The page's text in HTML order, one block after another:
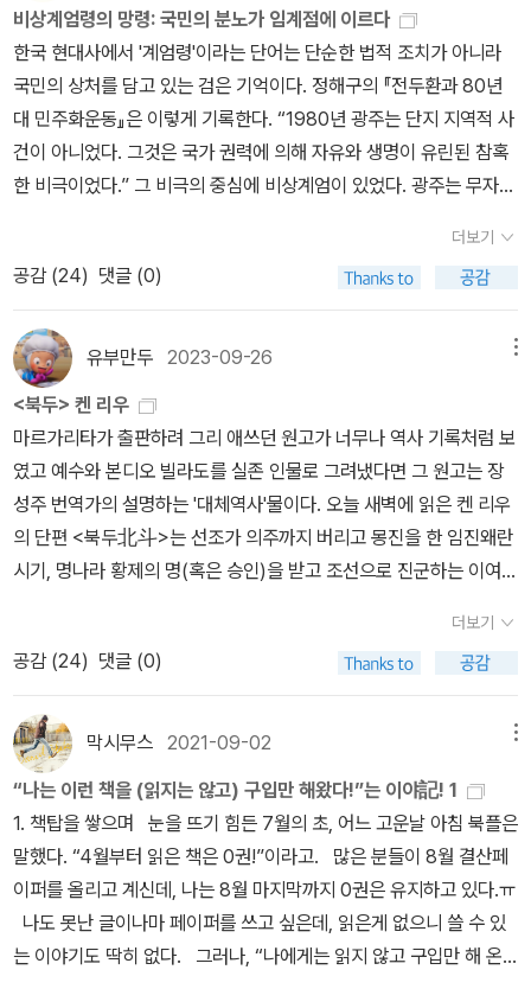
작전 전체의 승패보다도 가토의 머리를 간절하게 원했다. …… 임금은
가토의 머리에 걸린 정치적 상징성을 목말라했다. …… 나는 정치적
상징성과 나의 군사를 바꿀 수는 없었다. 내가 가진 한 움큼이 조선의
전부였다. …… 나는 임금을 이해할 수 있었으나, 함대를 움직이지는
않았다. 나는 즉각 기소되었다. …… 나는 정치에 아둔했으나 나의 아
둔함이 부끄럽지는 않았다.··· 체포되는 이순신으로부터 한산 통제영
제영에서 삼 년 반 동안 확보한 군비의 전체였으며, 조선 수군 총 군비
…… 하룻밤 하룻낮의 전투였다.이에 다급해진 조정은 이순신을 기소
했던 권율을 이순신에게 보내어 묻지요. '자네 무슨 방책이 없겠나?'
그때 나는 의금부 형틀에서 죽었기를 바랐다. 방책 없는 세상에서, 목
숨이 살아남아 또다시 방책을 찾는다. …… 권율이 돌아간 뒤, 나는 칼
을 갈았다. 이 세상을 다 버릴 수 있을 때까지, 이 방책 없는 세상에서
살아 있으라고 칼은 말하는 것 같았다. 결국 임금은 자신 스스로 '털
끝만치도 용서해줄 수 없다'라 말했던 이순신을 다시 충청,전라, 경상
의 삼도수군통제사로 임명합니다. 내 끝나지 않은 운명에 대한 전율
로 나는 몸을 떨었다. …… 나는 통제할 수군이 없는 수군통제사였다.
내가 임금을 용서하거나 임금을 긍정할 수 있을지는 나 자신에게도
열두 척이었다. …… 그것은 많거나 적은 것이 아니고 다만 사실일 뿐
이었다. 다른 아무것도 없었고 그 밖에는 말할 것이 없었다.··· '신의
몸이 아직 살아 있는 한 적들이 우리를 업신여기지 못할 것입니다'라
는 대답으로 임금의 명을 받아든 이순신을, 비록 명의 형식을 취하고
는 있었으나 다분히 버선발 붙잡고 매달리는 심정이었을 임금은 그럼
에도... 그를 완전하게 믿지는 못했더랬습니다. 탈영 장군 배설을 찾는
다는 이유를 내세워 이순신이 머물고 있던 영내를 며칠 간 샅샅이 뒤
져, 혹시 역모의 기운이 있지는 않는가를 확인하기도 했었었지요. '나
적선을 물리친 '명량'에서의 전투, 아들 '이면'의 죽음, 명의 수군과의
갈등, 그리고 마지막 노량에서의 전사까지, 이순신은 끝없이 자신의
'사지(死地)'를 찾았고, 결국 본인이 원하는 '자연사'를 했다. ​백성들
과 부하들을 돌보며 자신의 안위보다는 나라를 위했고, 임금을 가엾
이 여기었고, 백성 또한 가엾게 여기었다. 대를 위해 소를 희생하듯 사
사로운 혈육의 정보다는 부하들을 위했고 한때 통정했던 여인의 죽음
몸을 생각했다. ​그렇게 그는 냉철하고 사사로운 정에 휘둘리지 않는
몸을 탐하던 한 사람의 인간이었다. 자신의 힘만으로는 나라의 운명
을 바꿀 수 없다는 걸 알았고, 명나라의 오만방자함에 무기력을 느꼈
으며, 일본의 침략에 적의를 느꼈다.임금을, 백성을 연민으로 대했고,
자신의 운명을 알았다. 그래서 가장 최선의 방법으로 자신의 '사지'에
서 자신의 의지대로 '자연사'했다.​​​1. 김훈 작가의 글은 너무나도 세심
하고 사실적이어서 사실 불편한 점이 많다. 냄새와 풍경 묘사가 특히
그렇다. 그의 글을 읽으면 냄새가 난다. 내가 익히 알고 있는 냄새도
있고, 모르는 냄새도 있다. 문제는 모르는 냄새도 난다는 점이다. ​2.
그의 풍경 묘사는 자세하기도 하지만, 미학적이며 문체가 화려하다.
어떻게 여기서 이런 표현을, 또는 이렇게 생생한 묘사가 가능하구나
하게 높아 보인다.​3. 이순신 장군의 '칼'은 어떠한 의미인가? 김훈 작
가의 '칼'은 '펜' 또는 '글'인가? 나의 '칼'은 무엇인가? 생각해본다.​​​- 본
문 중에서 - ​ 버려진 섬마다 꽃이 피었다. 꽃 피는 숲에 저녁노을이 비
치어, 구름처럼 부풀어 오른 섬들은 바다에 결박된 사슬을 풀고 어두
워지는 수평선 너머로 흘러가는 듯싶었다. 뭍으로 건너온 새들이 저
무는 섬으로 돌아갈 때, 물 위에 깔린 노을은 수평선 쪽으로 몰려가서
소멸했다. 저녁이면 먼 섬들이 박모속으로 불려가고, 아침에 떠오르
는 해가 먼 섬부터 다시 세상에 돌려보내는 것이어서, 바다에서는 늘
게 만들던 트럼프의 행보가 외교로 넘어갔을 때, 그리고 우크라이나-
러시아 전쟁으로 넘어갔을 때는 사람을 멍하게 만들었다. 나는 아마
세계 경찰 캡틴 아메리카에 너무 익숙해져 있었나보다. 전 세계에 실
시간 생중계 된 첫 번째 전쟁은 91년 걸프전이었다. 사막의 방패Ope
ration Desert Shield, 사막의 폭풍Operation Desert Storm, 사
막의 기병도Operation Desert Sabre 라니. 이 화려하다 못해 낭만
적이기까지 한 작전명에 이어진 전투 상황의 실시간 중계는 전쟁을
더욱 비현실적인 것으로 느끼게 했다. 패트리어트 미사일이 스커드
만)은 갤러그 게임을 연상시켰다. 사람의 생명과는 전혀 관련이 없는
우주 저 먼 어딘가에서 일어나는 일처럼. 루시모드 몽고메리의 사랑
스러운 소설 <빨간머리 앤>의 마지막 권은 제1차 세계대전을 시대
배경으로 한다. 앤과 앤의 가족이 사는 곳은 캐나다의 본토도 아닌 프
린스 에드워드 섬이고, 이곳은 제1차 세계대전의 전장이 아니다. 다만
영연방 국가의 일원으로 영국이 참전하자 캐나다에서도 의용군을 모
집하여 영국군의 일원으로 보내게 되고, 그 과정에서 앤의 아들들도
참전한다. 릴러는 처음의 충격이 지나자 슬픔에 잠기면서도 이 일 전
륭했다. 캐나다 젊은이들이 조국의 요구에 이처럼 재빨리 이해타산을
버리고 두려움없이 응한 것은 생각만 해도 멋졌다.루시모드 몽고메
리, 『ANNE』8. 아들들 딸들, 김유정 역, 동서문화사, 2009, p.77(동
서문화사 판 『ANNE』은 총 10권의 소설이지만, 앤과 앤의 자녀들을
주축으로 하는 이야기 자체는 8권으로 끝나고, 9, 10권은 애번리 인
물들의 자잘한 삽화같은 단편 모음이다.) 지나간(끝난) 전쟁과 타지
의 전쟁은 언제나 낭만의 요소를 품고 있다. 젊고 잘생긴 제복 차림의
남자와 연약하지만 아름다운 여성. 오죽하면 로망스의 시작이 기사도
문학일까. 전쟁터가 아닌 곳에서 바라보는 ‘군복차림’은 훌륭하고 멋
지다. 릴러의 느낌처럼. 그렇게, 남의 땅에서, 숫자의 뒤에 숨은 익명
성에 기댈 때 전쟁은 낭만적인 이야기이고 흥미진진한 게임이 된다.
비상계엄령의 망령: 국민의 분노가 임계점에 이르다
한국 현대사에서 '계엄령'이라는 단어는 단순한 법적 조치가 아니라
국민의 상처를 담고 있는 검은 기억이다. 정해구의 『전두환과 80년
대 민주화운동』은 이렇게 기록한다. “1980년 광주는 단지 지역적 사
건이 아니었다. 그것은 국가 권력에 의해 자유와 생명이 유린된 참혹
한 비극이었다.” 그 비극의 중심에 비상계엄이 있었다. 광주는 무자비
흔들렸다.그리고 그날은 일요일이었다. 일요일은 한 주의 고단함을
씻어내고 새로운 시작을 준비하는 날이다. 그러나 그날 광주는 안식
과 준비의 시간이 아니라, 칼끝 아래 놓인 공포의 시간이 되었다. 무방
비한 일요일의 평화로움은 무자비한 폭력 앞에서 속수무책이었다.깊
은 밤, 모든 것이 잠든 어둠 속에서 선포된 비상계엄령. 그것은 과거의
악몽이 되살아난 듯했다. 국민의 목소리를 억누르고 민주주의를 짓밟
으려는 그 음험한 시도는, 분노를 넘어 경멸을 자아낸다. 하물며 새벽
이라는 시간은 더욱 치졸하고 비겁하다. 모두가 방어를 내려놓고 잠
든 그 순간을 노린다는 것, 그것은 단지 악한 행동이 아니라, 어둠에
숨어 흉괴를 꾸미려는 비열한 자의 전형이다. 괘씸하고도 괘씸하다.
한강의 소설 『소년이 온다』는 그 시절을 지나온 이들의 상처를 이렇
게 전한다. “우리는 모두 그날의 시간 속에서 멈춰 있다.” 비상계엄이
라는 이름 아래 이루어진 폭력은 단지 과거의 고통으로 머물지 않는
들의 가슴속에 깊이 각인된다. 계엄령이라는 단어는 단순한 법적 조
치가 아니다. 대한민국에서 그것은 자유와 민주주의를 억누르며 과거
의 악몽을 되살리는 암호다.그 시절, 한 소년은 평범한 하루를 기대했
을 것이다. 그러나 광주는 점령당했고, 그는 친구의 죽음을 눈앞에서
지켜봐야 했다. 도청으로 실려 오는 시신들, 빛을 잃은 얼굴들. 초를
밝히며 혼을 달래던 열흘의 시간은 단지 하루하루를 견디는 일이 아
니었다. 그것은 소년과 주변 사람들의 세계를 영원히 바꿔 놓았다.한
강은 묻는다. “왜 우리는 그 학생의 이름을 말하기 직전, 알 수 없는
더보기
공감 (24) 댓글 (0)
유부만두 2023-09-26
<북두> 켄 리우
마르가리타가 출판하려 그리 애쓰던 원고가 너무나 역사 기록처럼 보
였고 예수와 본디오 빌라도를 실존 인물로 그려냈다면 그 원고는 장
성주 번역가의 설명하는 '대체역사'물이다. 오늘 새벽에 읽은 켄 리우
의 단편 <북두北斗>는 선조가 의주까지 버리고 몽진을 한 임진왜란
시기, 명나라 황제의 명(혹은 승인)을 받고 조선으로 진군하는 이여송
경에 머무르고 있다. 한차례 일본군에 당한터라 명의 원군이 필요하
다. 이 전쟁에 참여하는 것이 명에게 득인지 실인지 멀리 떨어진 북경
에서 소년 황제는 신중하게 판단한다. 일본군과 조선의 입장을 제대
로 계산하는 명석한 담원사는 잠복해서 평양까지 진격하는 작전을 편
다. 한편 조선인 출신 이여송은 전라에 있는 이순신과 협공의 가능성
을 열어둔다. 짧은 이야기라 더 소개하기 조심스럽다. 역사 이야기는
결말을 안다. 많은 독자는 이순신을 당연히 알고 임진왜란과 이여송
도 안다. 그 역사에 얼마나 가상의 창작 요소가 매끄럽게 들어가 있는
지가 이 소설을 읽는 재미다. 요네자와 호노부의 <흑뢰성>에서처럼
역사 속 며칠 몇달을 작가가 종이와 펜/컴퓨터 모니터와 자판으로 살
아내고 상상해서 우리에게 선사한다. 잠깐, 그 사이에 번역가가 있다.
더보기
공감 (24) 댓글 (0)
막시무스 2021-09-02
“나는 이런 책을 (읽지는 않고) 구입만 해왔다!”는 이야記! 1
1. 책탑을 쌓으며 눈을 뜨기 힘든 7월의 초, 어느 고운날 아침 북플은
말했다. “4월부터 읽은 책은 0권!”이라고. 많은 분들이 8월 결산페
이퍼를 올리고 계신데, 나는 8월 마지막까지 0권은 유지하고 있다.ㅠ
는 이야기도 딱히 없다. 그러나, “나에게는 읽지 않고 구입만 해 온 2